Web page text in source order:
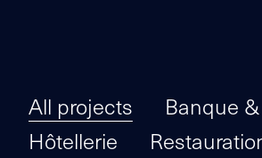
All projects
Banque
Hôtellerie